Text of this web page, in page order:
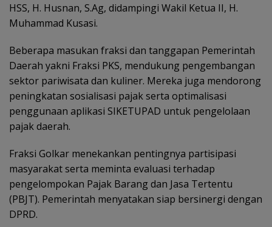
HSS, H. Husnan, S.Ag, didampingi Wakil Ketua II, H.
Muhammad Kusasi.
Beberapa masukan fraksi dan tanggapan Pemerintah
Daerah yakni Fraksi PKS, mendukung pengembangan
sektor pariwisata dan kuliner. Mereka juga mendorong
peningkatan sosialisasi pajak serta optimalisasi
penggunaan aplikasi SIKETUPAD untuk pengelolaan
pajak daerah.
Fraksi Golkar menekankan pentingnya partisipasi
masyarakat serta meminta evaluasi terhadap
pengelompokan Pajak Barang dan Jasa Tertentu
(PBJT). Pemerintah menyatakan siap bersinergi dengan
DPRD.